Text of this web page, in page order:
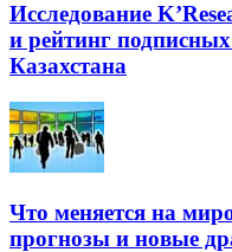
Исследование
и рейтинг
Казахстана
Что меняется на
прогнозы и новые